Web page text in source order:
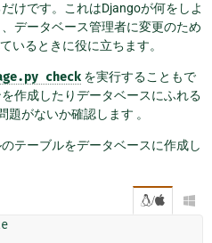
けです。これはDjangoが何をしよ
データベース管理者に変更のため
いるときに役に立ちます。
check を実行することもで
作成したりデータベースにふれる
がないか確認します 。
テーブルをデータベースに作成し
/ 